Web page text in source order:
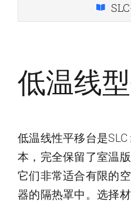
低温线
低温线性平移台是
本，完全保留了室温
它们非常适合有限的
器的隔热罩中。选择